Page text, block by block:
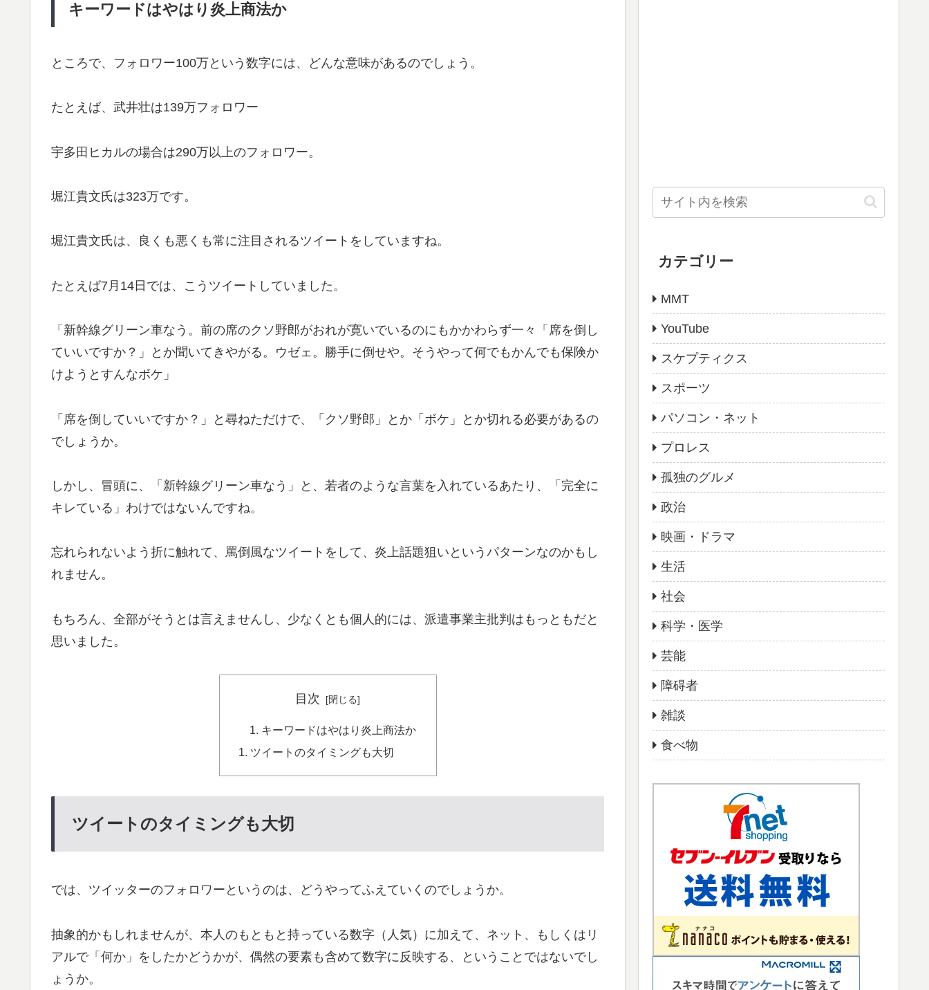
キーワードはやはり炎上商法か
ところで、フォロワー100万という数字には、どんな意味があるのでしょう。
たとえば、武井壮は139万フォロワー
宇多田ヒカルの場合は290万以上のフォロワー。
堀江貴文氏は323万です。
堀江貴文氏は、良くも悪くも常に注目されるツイートをしていますね。
たとえば7月14日では、こうツイートしていました。
「新幹線グリーン車なう。前の席のクソ野郎がおれが寛いでいるのにもかかわらず一々「席を倒し
ていいですか？」とか聞いてきやがる。ウゼェ。勝手に倒せや。そうやって何でもかんでも保険か
けようとすんなボケ」
「席を倒していいですか？」と尋ねただけで、「クソ野郎」とか「ボケ」とか切れる必要があるの
でしょうか。
しかし、冒頭に、「新幹線グリーン車なう」と、若者のような言葉を入れているあたり、「完全に
キレている」わけではないんですね。
忘れられないよう折に触れて、罵倒風なツイートをして、炎上話題狙いというパターンなのかもし
れません。
もちろん、全部がそうとは言えませんし、少なくとも個人的には、派遣事業主批判はもっともだと
思いました。
目次
キーワードはやはり炎上商法か
ツイートのタイミングも大切
ツイートのタイミングも大切
では、ツイッターのフォロワーというのは、どうやってふえていくのでしょうか。
抽象的かもしれませんが、本人のもともと持っている数字（人気）に加えて、ネット、もしくはリ
アルで「何か」をしたかどうかが、偶然の要素も含めて数字に反映する、ということではないでし
ょうか。
カテゴリー
MMT
YouTube
スケプティクス
スポーツ
パソコン・ネット
プロレス
孤独のグルメ
政治
映画・ドラマ
生活
社会
科学・医学
芸能
障碍者
雑談
食べ物